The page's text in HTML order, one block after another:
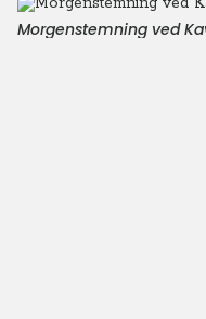
Morgenstemning ved